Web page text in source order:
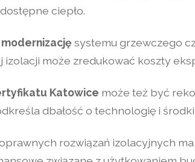
ciepło.
modernizacjęsystemu grzewczego
może zredukować koszty
Katowice może też być
dbałość o technologię i
rozwiązań izolacyjnych